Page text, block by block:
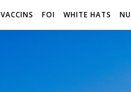
VACCINS FOI WHITE HATS